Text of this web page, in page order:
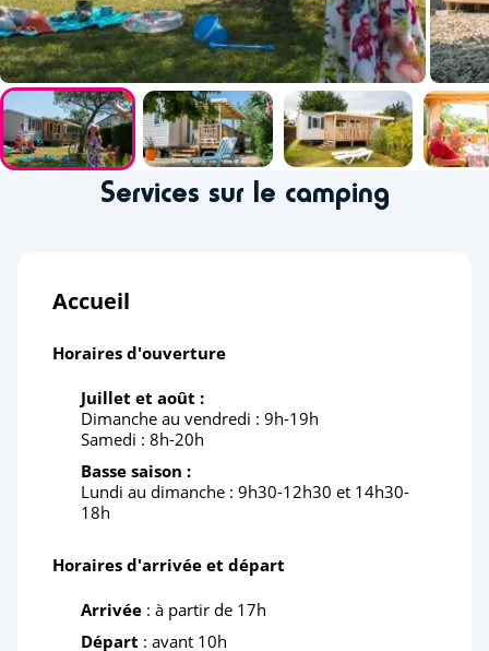
Services sur le camping
Accueil
Horaires d'ouverture
Juillet et août :
Dimanche au vendredi : 9h-19h
Samedi : 8h-20h
Basse saison :
Lundi au dimanche : 9h30-12h30 et 14h30-
18h
Horaires d'arrivée et départ
Arrivée : à partir de 17h
Départ : avant 10h